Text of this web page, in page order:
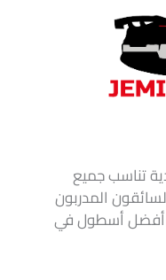
تناسب جميع
المدربون
أفضل أسطول في